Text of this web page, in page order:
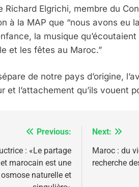
Richard Elgrichi, membre du
à la MAP que “nous avons eu
la musique
et les fêtes au Maroc.”
de notre pays d’origine,
et l’attachement qu’ils vouent
Previous:
: «Le partage
marocain est une
naturelle et
Next:
Maroc : du
recherche
ET RÉSILIENTE :